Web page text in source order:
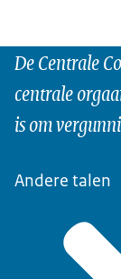
De Centrale
centrale
is om
Andere talen